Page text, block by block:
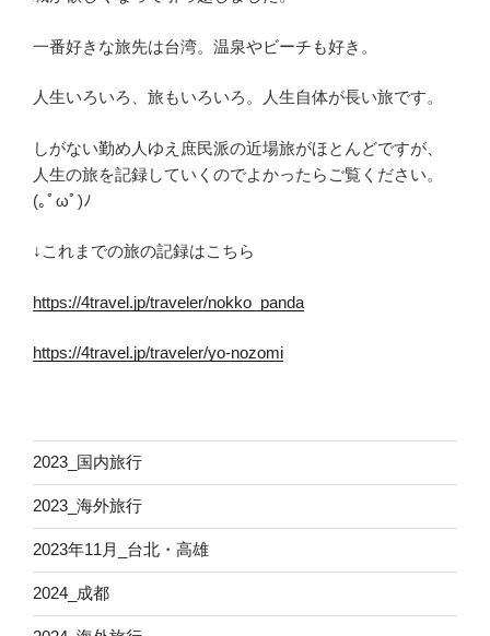
一番好きな旅先は台湾。温泉やビーチも好き。
人生いろいろ、旅もいろいろ。人生自体が長い旅です。
しがない勤め人ゆえ庶民派の近場旅がほとんどですが、
人生の旅を記録していくのでよかったらご覧ください。
(｡ﾟωﾟ)ﾉ
↓これまでの旅の記録はこちら
https://4travel.jp/traveler/nokko_panda
https://4travel.jp/traveler/yo-nozomi
2023_国内旅行
2023_海外旅行
2023年11月_台北・高雄
2024_成都